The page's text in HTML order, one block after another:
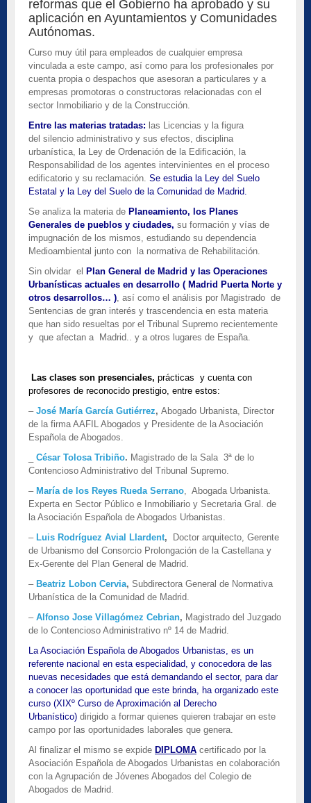
reformas que el Gobierno ha aprobado y su
aplicación en Ayuntamientos y Comunidades
Autónomas.
Curso muy útil para empleados de cualquier empresa
vinculada a este campo, así como para los profesionales por
cuenta propia o despachos que asesoran a particulares y a
empresas promotoras o constructoras relacionadas con el
sector Inmobiliario y de la Construcción.
Entre las materias tratadas: las Licencias y la figura
del silencio administrativo y sus efectos, disciplina
urbanística, la Ley de Ordenación de la Edificación, la
Responsabilidad de los agentes intervinientes en el proceso
edificatorio y su reclamación. Se estudia la Ley del Suelo
Estatal y la Ley del Suelo de la Comunidad de Madrid.
Se analiza la materia de Planeamiento, los Planes
Generales de pueblos y ciudades, su formación y vías de
impugnación de los mismos, estudiando su dependencia
Medioambiental junto con la normativa de Rehabilitación.
Sin olvidar el Plan General de Madrid y las Operaciones
Urbanísticas actuales en desarrollo ( Madrid Puerta Norte y
otros desarrollos… ) , así como el análisis por Magistrado de
Sentencias de gran interés y trascendencia en esta materia
que han sido resueltas por el Tribunal Supremo recientemente
y que afectan a Madrid.. y a otros lugares de España.
Las clases son presenciales, prácticas y cuenta con
profesores de reconocido prestigio, entre estos:
– José María García Gutiérrez, Abogado Urbanista, Director
de la firma AAFIL Abogados y Presidente de la Asociación
Española de Abogados.
César Tolosa Tribiño. Magistrado de la Sala 3ª de lo
Contencioso Administrativo del Tribunal Supremo.
– María de los Reyes Rueda Serrano , Abogada Urbanista.
Experta en Sector Público e Inmobiliario y Secretaria Gral. de
la Asociación Española de Abogados Urbanistas.
– Luis Rodríguez Avial Llardent,
Doctor arquitecto, Gerente
de Urbanismo del Consorcio Prolongación de la Castellana y
Ex-Gerente del Plan General de Madrid.
– Beatriz Lobon Cervia, Subdirectora General de Normativa
Urbanística de la Comunidad de Madrid.
– Alfonso Jose Villagómez Cebrian, Magistrado del Juzgado
de lo Contencioso Administrativo nº 14 de Madrid.
La Asociación Española de Abogados Urbanistas, es un
referente nacional en esta especialidad, y conocedora de las
nuevas necesidades que está demandando el sector, para dar
a conocer las oportunidad que este brinda, ha organizado este
curso (XIXº Curso de Aproximación al Derecho
Urbanístico) dirigido a formar quienes quieren trabajar en este
campo por las oportunidades laborales que genera.
Al finalizar el mismo se expide DIPLOMA certificado por la
Asociación Española de Abogados Urbanistas en colaboración
con la Agrupación de Jóvenes Abogados del Colegio de
Abogados de Madrid.